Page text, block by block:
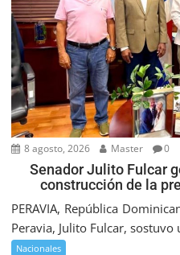
8 agosto, 2026 Master 0
Senador Julito Fulcar
construcción de la
PERAVIA, República
Peravia, Julito Fulcar,
Nacionales